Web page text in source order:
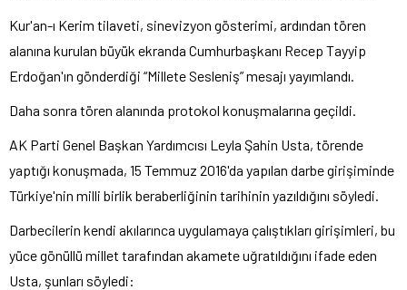
Kur'an-ı Kerim tilaveti, sinevizyon gösterimi, ardından tören
alanına kurulan büyük ekranda Cumhurbaşkanı Recep Tayyip
Erdoğan'ın gönderdiği “Millete Sesleniş” mesajı yayımlandı.
Daha sonra tören alanında protokol konuşmalarına geçildi.
AK Parti Genel Başkan Yardımcısı Leyla Şahin Usta, törende
yaptığı konuşmada, 15 Temmuz 2016'da yapılan darbe girişiminde
Türkiye'nin milli birlik beraberliğinin tarihinin yazıldığını söyledi.
Darbecilerin kendi akılarınca uygulamaya çalıştıkları girişimleri, bu
yüce gönüllü millet tarafından akamete uğratıldığını ifade eden
Usta, şunları söyledi: